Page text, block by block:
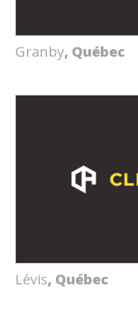
Granby, Québec
Lévis, Québec